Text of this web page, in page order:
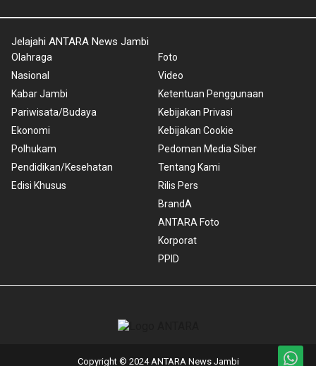
Jelajahi ANTARA News Jambi
Olahraga
Nasional
Kabar Jambi
Pariwisata/Budaya
Ekonomi
Polhukam
Pendidikan/Kesehatan
Edisi Khusus
Foto
Video
Ketentuan Penggunaan
Kebijakan Privasi
Kebijakan Cookie
Pedoman Media Siber
Tentang Kami
Rilis Pers
BrandA
ANTARA Foto
Korporat
PPID
Copyright © 2024 ANTARA News Jambi